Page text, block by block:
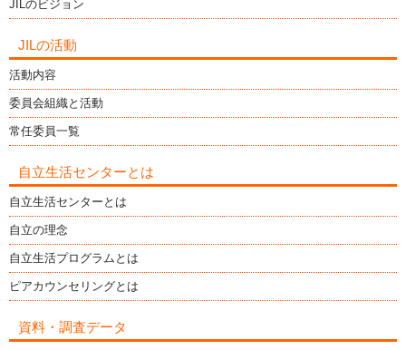
JILのビジョン
JILの活動
活動内容
委員会組織と活動
常任委員一覧
自立生活センターとは
自立生活センターとは
自立の理念
自立生活プログラムとは
ピアカウンセリングとは
資料・調査データ